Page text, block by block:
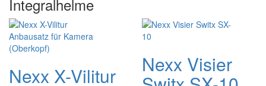
Integralhelme
Nexx X-Vilitur Nexx Visier